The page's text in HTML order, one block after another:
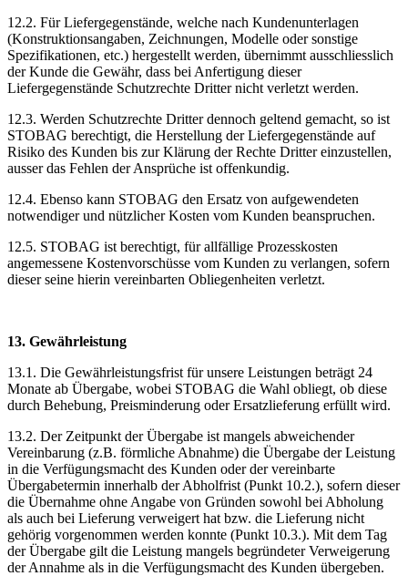
12.2. Für Liefergegenstände, welche nach Kundenunterlagen
(Konstruktionsangaben, Zeichnungen, Modelle oder sonstige
Spezifikationen, etc.) hergestellt werden, übernimmt ausschliesslich
der Kunde die Gewähr, dass bei Anfertigung dieser
Liefergegenstände Schutzrechte Dritter nicht verletzt werden.
12.3. Werden Schutzrechte Dritter dennoch geltend gemacht, so ist
STOBAG berechtigt, die Herstellung der Liefergegenstände auf
Risiko des Kunden bis zur Klärung der Rechte Dritter einzustellen,
ausser das Fehlen der Ansprüche ist offenkundig.
12.4. Ebenso kann STOBAG den Ersatz von aufgewendeten
notwendiger und nützlicher Kosten vom Kunden beanspruchen.
12.5. STOBAG ist berechtigt, für allfällige Prozesskosten
angemessene Kostenvorschüsse vom Kunden zu verlangen, sofern
dieser seine hierin vereinbarten Obliegenheiten verletzt.
13. Gewährleistung
13.1. Die Gewährleistungsfrist für unsere Leistungen beträgt 24
Monate ab Übergabe, wobei STOBAG die Wahl obliegt, ob diese
durch Behebung, Preisminderung oder Ersatzlieferung erfüllt wird.
13.2. Der Zeitpunkt der Übergabe ist mangels abweichender
Vereinbarung (z.B. förmliche Abnahme) die Übergabe der Leistung
in die Verfügungsmacht des Kunden oder der vereinbarte
Übergabetermin innerhalb der Abholfrist (Punkt 10.2.), sofern dieser
die Übernahme ohne Angabe von Gründen sowohl bei Abholung
als auch bei Lieferung verweigert hat bzw. die Lieferung nicht
gehörig vorgenommen werden konnte (Punkt 10.3.). Mit dem Tag
der Übergabe gilt die Leistung mangels begründeter Verweigerung
der Annahme als in die Verfügungsmacht des Kunden übergeben.